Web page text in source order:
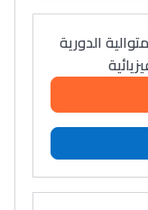
الدورية